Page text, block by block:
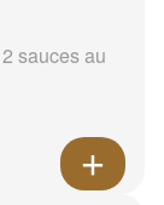
sauces au